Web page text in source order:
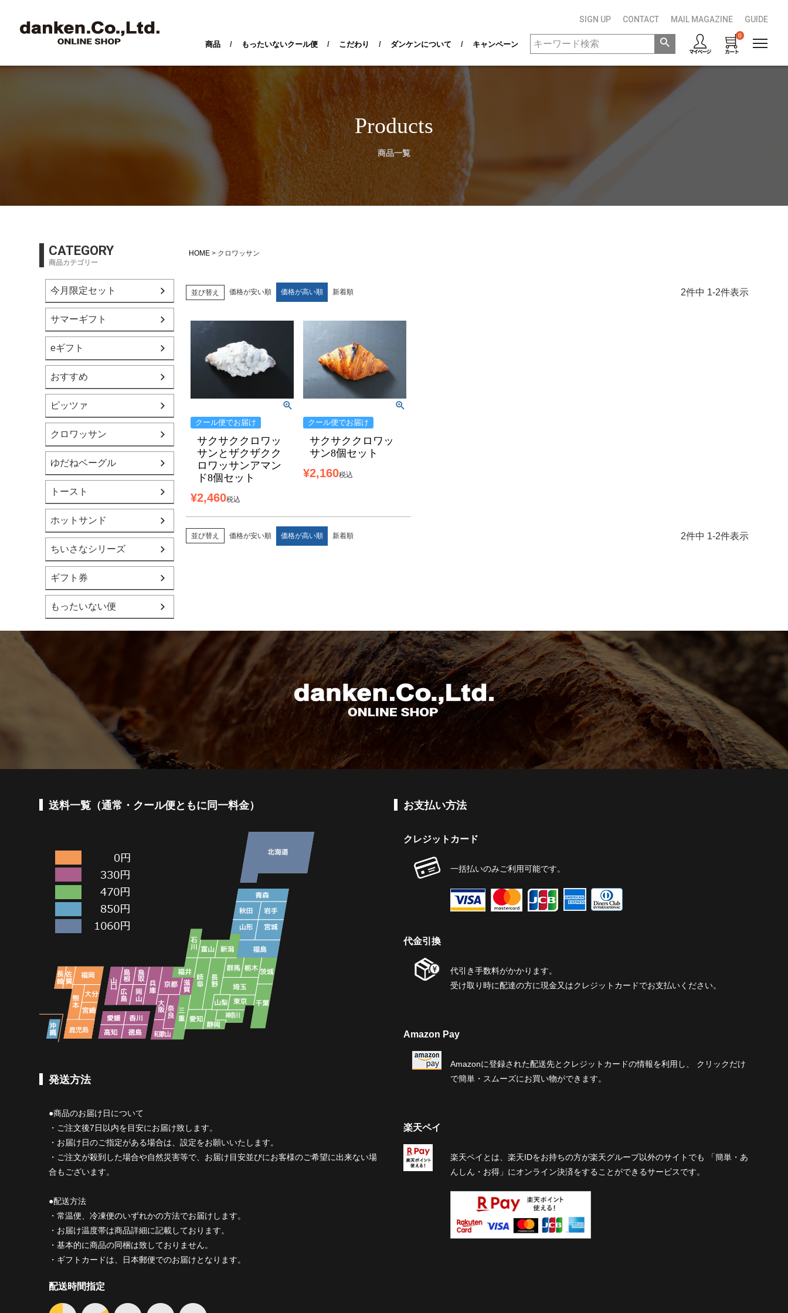
SIGN UP CONTACT MAIL MAGAZINE GUIDE
商品 / もったいないクール便 / こだわり / ダンケンについて / キャンペーン
検索
0
Products
商品一覧
CATEGORY
商品カテゴリー
今月限定セット
サマーギフト
eギフト
おすすめ
ピッツァ
クロワッサン
ゆだねベーグル
トースト
ホットサンド
ちいさなシリーズ
ギフト券
もったいない便
HOME クロワッサン
並び替え 価格が安い順 価格が高い順 新着順 2件中 1-2件表示
クール便でお届け
サクサククロワッ
サンとザクザクク
ロワッサンアマン
ド8個セット
¥2,460税込
クール便でお届け
サクサククロワッ
サン8個セット
¥2,160税込
並び替え 価格が安い順 価格が高い順 新着順 2件中 1-2件表示
送料一覧（通常・クール便ともに同一料金）
発送方法
●商品のお届け日について
・ご注文後7日以内を目安にお届け致します。
・お届け日のご指定がある場合は、設定をお願いいたします。
・ご注文が殺到した場合や自然災害等で、お届け目安並びにお客様のご希望に出来ない場
合もございます。
●配送方法
・常温便、冷凍便のいずれかの方法でお届けします。
・お届け温度帯は商品詳細に記載しております。
・基本的に商品の同梱は致しておりません。
・ギフトカードは、日本郵便でのお届けとなります。
配送時間指定
お支払い方法
クレジットカード
一括払いのみご利用可能です。
代金引換
代引き手数料がかかります。
受け取り時に配達の方に現金又はクレジットカードでお支払いください。
Amazon Pay
Amazonに登録された配送先とクレジットカードの情報を利用し、 クリックだけ
で簡単・スムーズにお買い物ができます。
楽天ペイ
楽天ペイとは、楽天IDをお持ちの方が楽天グループ以外のサイトでも 「簡単・あ
んしん・お得」にオンライン決済をすることができるサービスです。